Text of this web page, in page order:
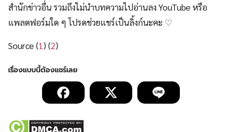
สำนักข่าวอื่น รวมถึงไม่นำบทความไปอ่านลง YouTube หรือ
แพลตฟอร์มใด ๆ โปรดช่วยแชร์เป็นลิ้งก์นะคะ ♡
Source (1) (2)